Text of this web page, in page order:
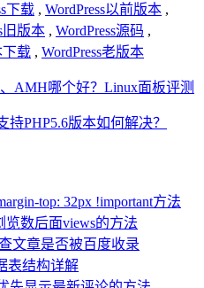
下载 , WordPress以前版本 ,
旧版本 , WordPress源码 ,
下载 , WordPress老版本
AMH哪个好？Linux面板评测
持PHP5.6版本如何解决？
top: 32px !important方法
览数后面views的方法
文章是否被百度收录
表结构详解